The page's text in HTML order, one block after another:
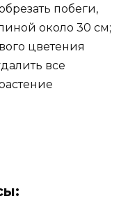
побеги,
около 30 см;
цветения
все